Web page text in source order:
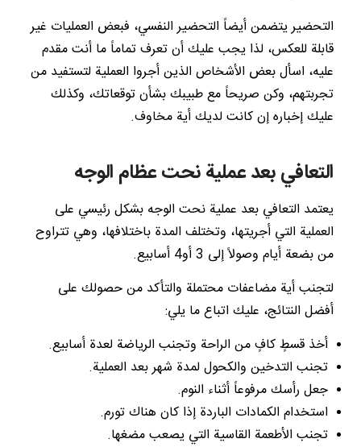
التحضير يتضمن أيضاً التحضير النفسي، فبعض العمليات غير
قابلة للعكس، لذا يجب عليك أن تعرف تماماً ما أنت مقدم
عليه، اسأل بعض الأشخاص الذين أجروا العملية لتستفيد من
تجربتهم، وكن صريحاً مع طبيبك بشأن توقعاتك، وكذلك
عليك إخباره إن كانت لديك أية مخاوف.
التعافي بعد عملية نحت عظام الوجه
يعتمد التعافي بعد عملية نحت الوجه بشكل رئيسي على
العملية التي أجريتها، وتختلف المدة باختلافها، وهي تتراوح
من بضعة أيام وصولاً إلى 3 أو4 أسابيع.
لتجنب أية مضاعفات محتملة والتأكد من حصولك على
أفضل النتائج، عليك اتباع ما يلي:
أخذ قسطٍ كافٍ من الراحة وتجنب الرياضة لعدة أسابيع.
تجنب التدخين والكحول لمدة شهر بعد العملية.
جعل رأسك مرفوعاً أثناء النوم.
استخدام الكمادات الباردة إذا كان هناك تورم.
تجنب الأطعمة القاسية التي يصعب مضغها.